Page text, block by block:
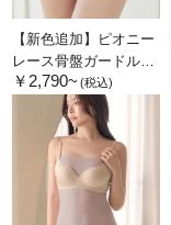
【新色追加】ピオニー
レース骨盤ガードルシ
ョーツ【ミドル丈/ハイ
ウエスト丈】
￥2,790~ (税込)